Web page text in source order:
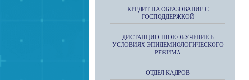
КРЕДИТ НА ОБРАЗОВАНИЕ С
ГОСПОДДЕРЖКОЙ
ДИСТАНЦИОННОЕ ОБУЧЕНИЕ В
УСЛОВИЯХ ЭПИДЕМИОЛОГИЧЕСКОГО
РЕЖИМА
ОТДЕЛ КАДРОВ